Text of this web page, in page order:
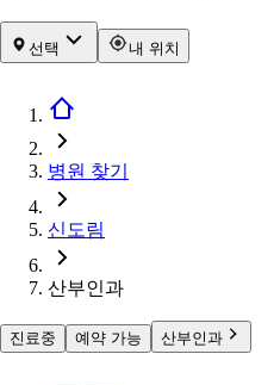
선택 내 위치
병원 찾기
신도림
산부인과
진료중 예약 가능 산부인과